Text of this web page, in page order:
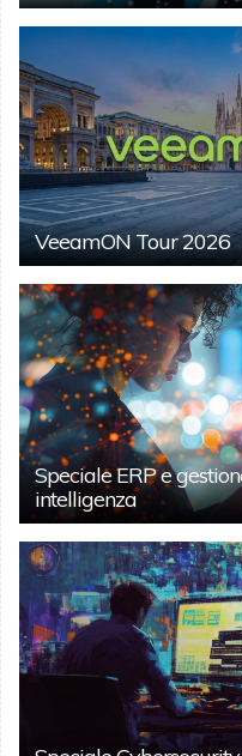
VeeamON Tour 2026
Speciale ERP e
intelligenza